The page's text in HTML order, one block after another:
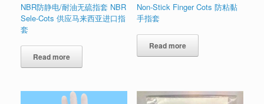
NBR防静电/耐油无硫指套 NBR
Sele-Cots 供应马来西亚进口指
套
Read more
Non-Stick Finger Cots 防粘黏
手指套
Read more